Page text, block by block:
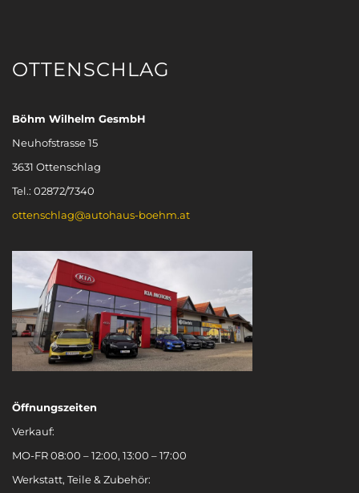
OTTENSCHLAG
Böhm Wilhelm GesmbH
Neuhofstrasse 15
3631 Ottenschlag
Tel.: 02872/7340
ottenschlag@autohaus-boehm.at
Öffnungszeiten
Verkauf:
MO-FR 08:00 – 12:00, 13:00 – 17:00
Werkstatt, Teile & Zubehör: